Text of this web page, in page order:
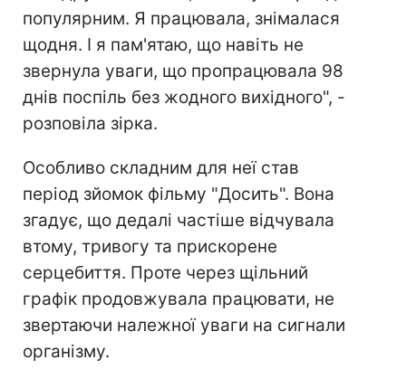
популярним. Я працювала, знімалася
щодня. І я пам'ятаю, що навіть не
звернула уваги, що пропрацювала 98
днів поспіль без жодного вихідного", -
розповіла зірка.
Особливо складним для неї став
період зйомок фільму "Досить". Вона
згадує, що дедалі частіше відчувала
втому, тривогу та прискорене
серцебиття. Проте через щільний
графік продовжувала працювати, не
звертаючи належної уваги на сигнали
організму.